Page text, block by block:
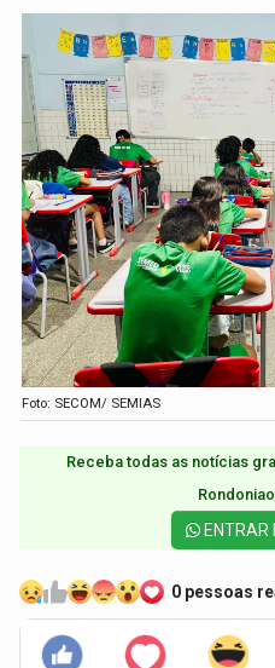
Foto: SECOM/ SEMIAS
Receba todas as notícias
ENTRAR
0 pessoas